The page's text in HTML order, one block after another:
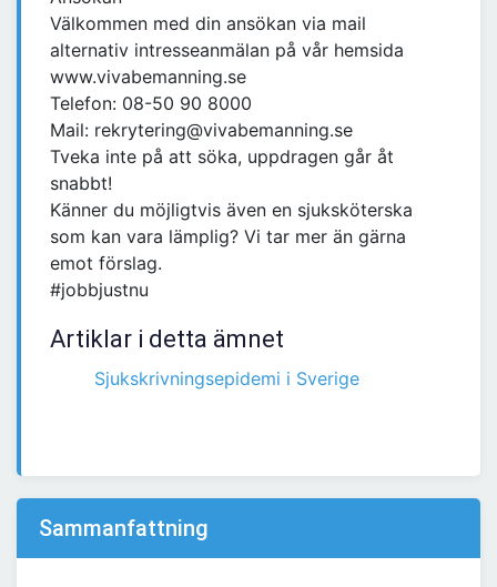
Välkommen med din ansökan via mail
alternativ intresseanmälan på vår hemsida
www.vivabemanning.se
Telefon: 08-50 90 8000
Mail: rekrytering@vivabemanning.se
Tveka inte på att söka, uppdragen går åt
snabbt!
Känner du möjligtvis även en sjuksköterska
som kan vara lämplig? Vi tar mer än gärna
emot förslag.
#jobbjustnu
Artiklar i detta ämnet
Sjukskrivningsepidemi i Sverige
Sammanfattning